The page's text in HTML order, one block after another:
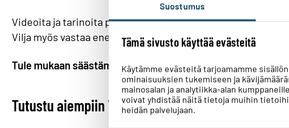
Suostumus
Tämä sivusto käyttää evästeitä
Käytämme evästeitä tarjoamamme
ominaisuuksien tukemiseen ja
mainosalan ja analytiikka-alan
voivat yhdistää näitä tietoja muihin
heidän palvelujaan.
Videoita ja tarinoita pääset seuraamaan nettisivuillamme
Vilja myös vastaa energiaremontteihin liittyviin kysymyksiisi
Tule mukaan säästämään energiaa!
Tutustu aiempiin Viljan vierailuihin